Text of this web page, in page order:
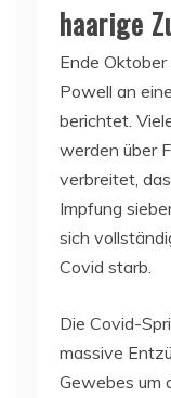
haarige
Ende
Powell an
berichtet.
werden über
verbreitet,
Impfung
sich
Covid starb.
Die Covid-
massive
Gewebes um